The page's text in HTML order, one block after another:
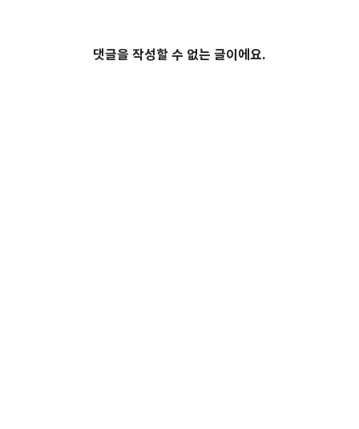
댓글을 작성할 수 없는 글이에요.